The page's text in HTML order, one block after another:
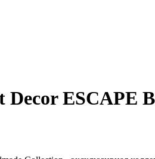
Decor ESCAPE